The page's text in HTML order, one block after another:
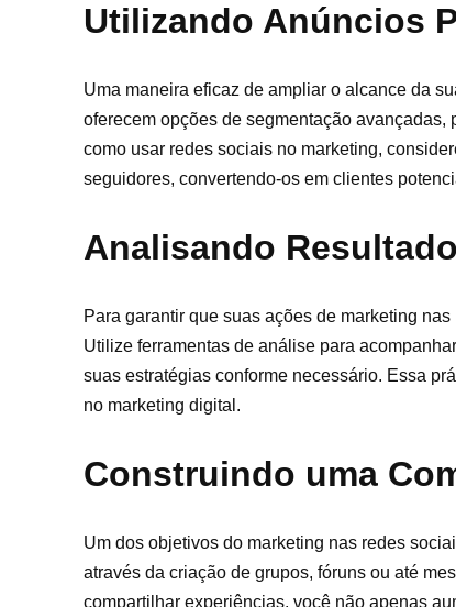
Utilizando Anúncios
Uma maneira eficaz de ampliar o alcance da
oferecem opções de segmentação
como usar redes sociais no marketing,
seguidores, convertendo-os em clientes
Analisando
Para garantir que suas ações de marketing
Utilize ferramentas de análise para
suas estratégias conforme necessário. Essa
no marketing digital.
Construindo uma
Um dos objetivos do marketing nas redes
através da criação de grupos, fóruns ou até
compartilhar experiências, você não apenas